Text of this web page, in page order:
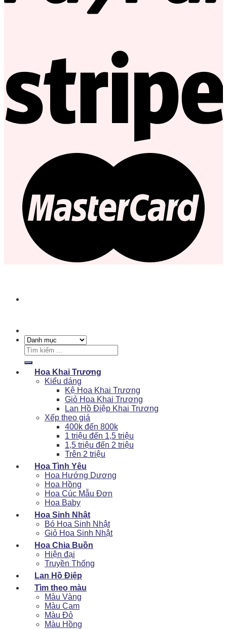
Tìm
kiếm:
Hoa Khai Trương
Kiểu dáng
Kệ Hoa Khai Trương
Giỏ Hoa Khai Trương
Lan Hồ Điệp Khai Trương
Xếp theo giá
400k đến 800k
1 triệu đến 1,5 triệu
1,5 triệu đến 2 triệu
Trên 2 triệu
Hoa Tình Yêu
Hoa Hướng Dương
Hoa Hồng
Hoa Cúc Mẫu Đơn
Hoa Baby
Hoa Sinh Nhật
Bó Hoa Sinh Nhật
Giỏ Hoa Sinh Nhật
Hoa Chia Buồn
Hiện đại
Truyền Thống
Lan Hồ Điệp
Tìm theo màu
Màu Vàng
Màu Cam
Màu Đỏ
Màu Hồng